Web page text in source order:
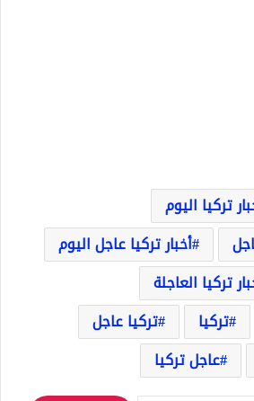
تركيا اليوم
أخبار تركيا عاجل اليوم
تركيا العاجلة
تركيا
تركيا عاجل
عاجل تركيا